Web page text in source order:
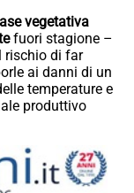
vegetativa
fuori stagione –
rischio di far
ai danni di un
temperature e
produttivo